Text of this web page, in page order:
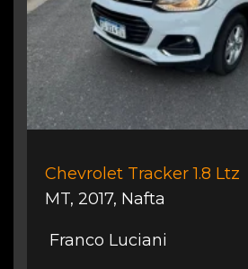
Chevrolet Tracker 1.8 Ltz
MT, 2017, Nafta
Franco Luciani